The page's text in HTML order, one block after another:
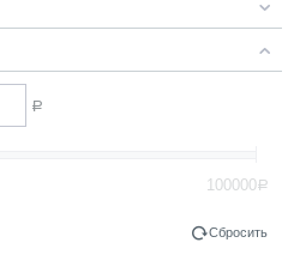
Р
100000Р
Сбросить